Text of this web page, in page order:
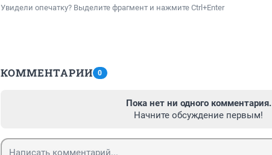
Увидели опечатку? Выделите фрагмент и нажмите Ctrl+Enter
КОММЕНТАРИИ 0
Пока нет ни одного комментария.
Начните обсуждение первым!